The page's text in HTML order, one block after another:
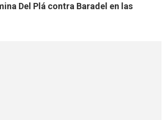
Del Plá contra Baradel en las